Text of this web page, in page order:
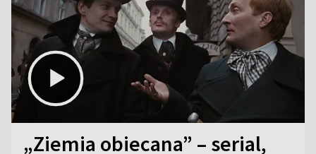
„Ziemia obiecana” – serial,